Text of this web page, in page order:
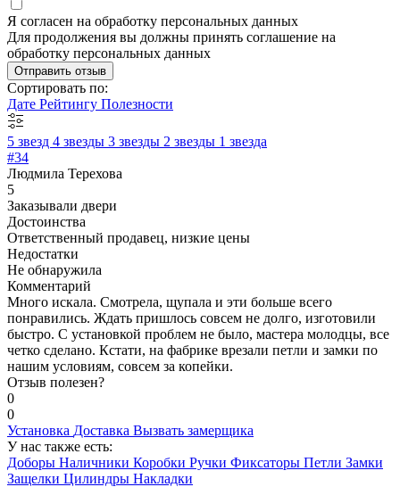
Я согласен на обработку персональных данных
Для продолжения вы должны принять соглашение на
обработку персональных данных
Отправить отзыв
Сортировать по:
Дате Рейтингу Полезности
5 звезд 4 звезды 3 звезды 2 звезды 1 звезда
#34
Людмила Терехова
5
Заказывали двери
Достоинства
Ответственный продавец, низкие цены
Недостатки
Не обнаружила
Комментарий
Много искала. Смотрела, щупала и эти больше всего
понравились. Ждать пришлось совсем не долго, изготовили
быстро. С установкой проблем не было, мастера молодцы, все
четко сделано. Кстати, на фабрике врезали петли и замки по
нашим условиям, совсем за копейки.
Отзыв полезен?
0
0
Установка Доставка Вызвать замерщика
У нас также есть:
Доборы Наличники Коробки Ручки Фиксаторы Петли Замки
Защелки Цилиндры Накладки